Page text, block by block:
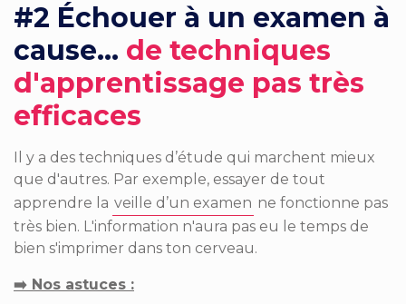
#2 Échouer à un examen à
cause... de techniques
d'apprentissage pas très
efficaces
Il y a des techniques d’étude qui marchent mieux
que d'autres. Par exemple, essayer de tout
apprendre la veille d’un examen ne fonctionne pas
très bien. L'information n'aura pas eu le temps de
bien s'imprimer dans ton cerveau.
➡️ Nos astuces ­­: